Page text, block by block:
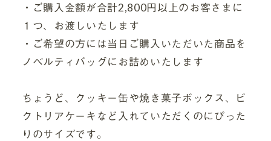
・ご購入金額が合計2,800円以上のお客さまに
１つ、お渡しいたします
・ご希望の方には当日ご購入いただいた商品を
ノベルティバッグにお詰めいたします
ちょうど、クッキー缶や焼き菓子ボックス、ビ
クトリアケーキなど入れていただくのにぴった
りのサイズです。